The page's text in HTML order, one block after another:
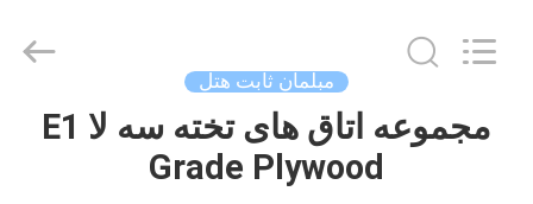
صفحه
مبلمان ثابت هتل
مجموعه اتاق های تخته سه لا E1
Grade Plywood